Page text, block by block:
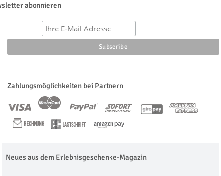
abonnieren
Zahlungsmöglichkeiten bei Partnern
Neues aus dem Erlebnisgeschenke-Magazin